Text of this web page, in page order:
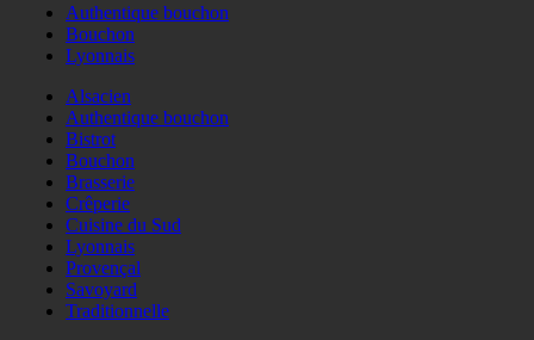
Authentique bouchon
Bouchon
Lyonnais
Alsacien
Authentique bouchon
Bistrot
Bouchon
Brasserie
Crêperie
Cuisine du Sud
Lyonnais
Provençal
Savoyard
Traditionnelle